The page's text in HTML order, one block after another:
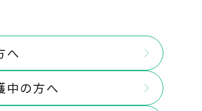
へ
中の方へ